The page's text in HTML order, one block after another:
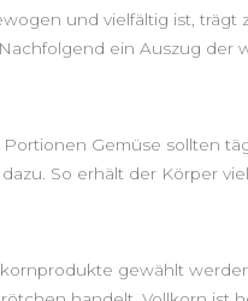
und vielfältig ist,
ein Auszug der
Gemüse sollten
So erhält der Körper
gewählt